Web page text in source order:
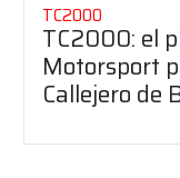
TC2000
TC2000: el
Motorsport
Callejero de